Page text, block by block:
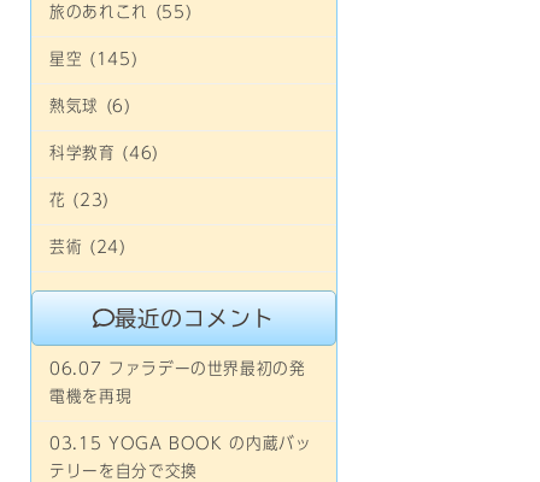
旅のあれこれ (55)
星空 (145)
熱気球 (6)
科学教育 (46)
花 (23)
芸術 (24)
最近のコメント
06.07 ファラデーの世界最初の発
電機を再現
03.15 YOGA BOOK の内蔵バッ
テリーを自分で交換